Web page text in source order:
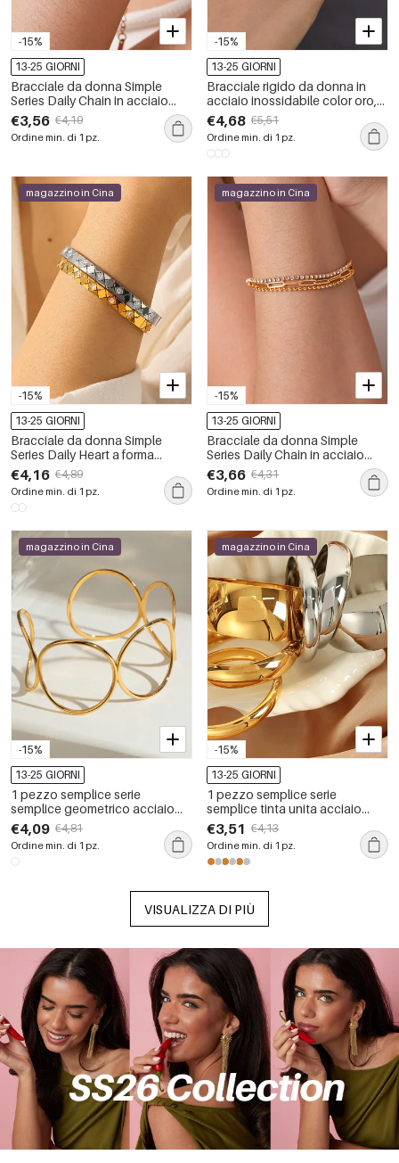
-15%
13-25 GIORNI
Bracciale da donna Simple
Series Daily Chain in acciaio
inossidabile impermeabile color
oro con zirconi
€3,56 €4,19
Ordine min. di 1 pz.
-15%
13-25 GIORNI
Bracciale rigido da donna in
acciaio inossidabile color oro,
impermeabile, con forma
geometrica e zirconi.
€4,68 €5,51
Ordine min. di 1 pz.
-15%
magazzino in Cina
13-25 GIORNI
Bracciale da donna Simple
Series Daily Heart a forma
ellittica in acciaio inossidabile
color oro impermeabile con
zirconi.
€4,16 €4,89
Ordine min. di 1 pz.
-15%
magazzino in Cina
13-25 GIORNI
Bracciale da donna Simple
Series Daily Chain in acciaio
inossidabile impermeabile color
oro con zirconi
€3,66 €4,31
Ordine min. di 1 pz.
-15%
magazzino in Cina
13-25 GIORNI
1 pezzo semplice serie
semplice geometrico acciaio
inossidabile placcato oro 18K
braccialetti da donna
€4,09 €4,81
Ordine min. di 1 pz.
-15%
magazzino in Cina
13-25 GIORNI
1 pezzo semplice serie
semplice tinta unita acciaio
inossidabile placcato oro 18K
braccialetti da donna
€3,51 €4,13
Ordine min. di 1 pz.
VISUALIZZA DI PIÙ